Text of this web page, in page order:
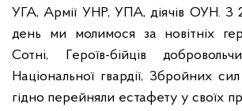
УГА, Армії УНР, УПА, діячів ОУН. З
день ми молимося за новітніх
Сотні, Героїв-бійців
Національної гвардії, Збройних сил
гідно перейняли естафету у своїх